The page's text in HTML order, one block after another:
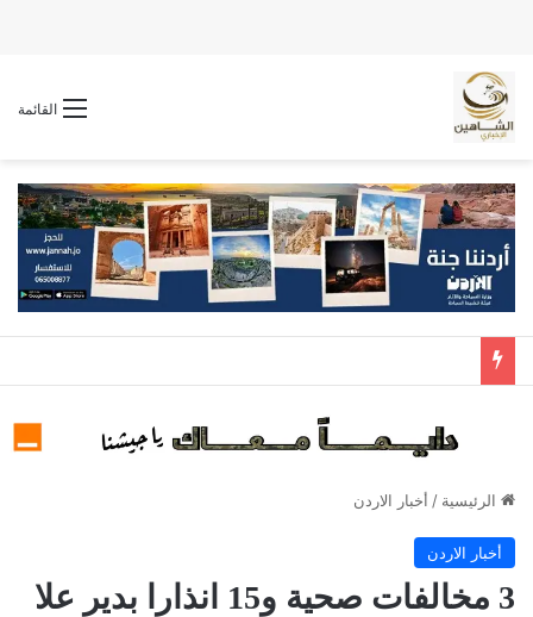
القائمة
الرئيسية / أخبار الاردن
أخبار الاردن
3 مخالفات صحية و15 انذارا بدير علا